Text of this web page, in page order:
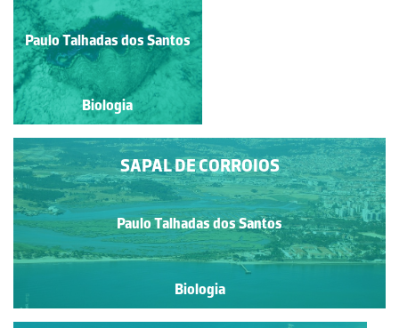
Paulo Talhadas dos Santos
Biologia
Paulo Talhadas dos Santos
Biologia
SAPAL DE CORROIOS
Paulo Talhadas dos Santos
Biologia